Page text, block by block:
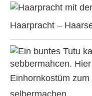
Haarpracht –
Einhornkostüm
selbermachen